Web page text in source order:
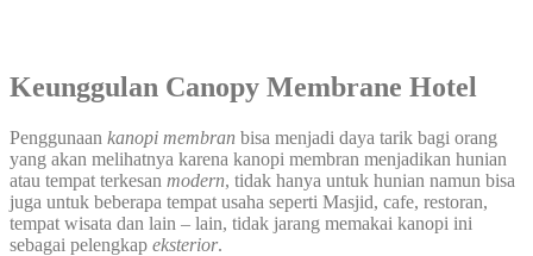
Keunggulan Canopy Membrane Hotel
Penggunaan kanopi membran bisa menjadi daya tarik bagi orang
yang akan melihatnya karena kanopi membran menjadikan hunian
atau tempat terkesan modern, tidak hanya untuk hunian namun bisa
juga untuk beberapa tempat usaha seperti Masjid, cafe, restoran,
tempat wisata dan lain – lain, tidak jarang memakai kanopi ini
sebagai pelengkap eksterior.